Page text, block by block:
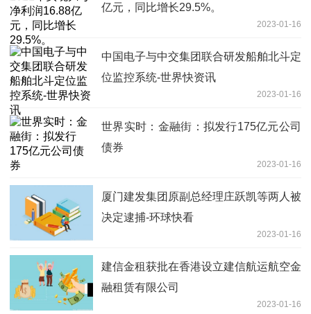
亿元，同比增长29.5%。
2023-01-16
中国电子与中交集团联合研发船舶北斗定
位监控系统-世界快资讯
2023-01-16
世界实时：金融街：拟发行175亿元公司
债券
2023-01-16
厦门建发集团原副总经理庄跃凯等两人被
决定逮捕-环球快看
2023-01-16
建信金租获批在香港设立建信航运航空金
融租赁有限公司
2023-01-16